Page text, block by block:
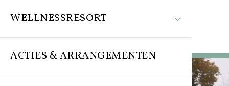
WELLNESSRESORT
ACTIES & ARRANGEMENTEN